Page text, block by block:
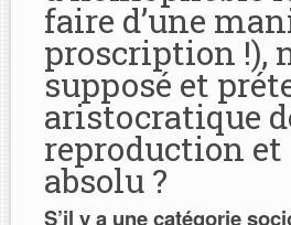
faire d’une
proscription !),
supposé et
aristocratique
reproduction
absolu ?
S’il y a une catégorie